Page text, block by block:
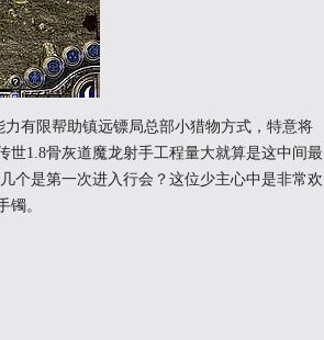
有限帮助镇远镖局总部小猎物方式，特意将
世1.8骨灰道魔龙射手工程量大就算是这中间最
个是第一次进入行会？这位少主心中是非常欢
镯。